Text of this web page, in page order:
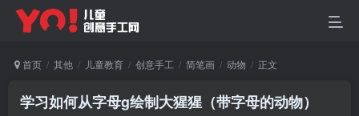
首页 其他 儿童教育 创意手工 简笔画 动物 正文
学习如何从字母g绘制大猩猩（带字母的动物）